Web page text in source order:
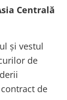
Centrală
și vestul
de
de